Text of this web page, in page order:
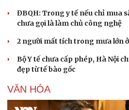
ĐBQH: Trong y tế nếu chỉ mua
chưa gọi là làm chủ công nghệ
2 người mất tích trong mưa lớn
Bộ Y tế chưa cấp phép, Hà Nội
đẹp từ tế bào gốc
VĂN HÓA